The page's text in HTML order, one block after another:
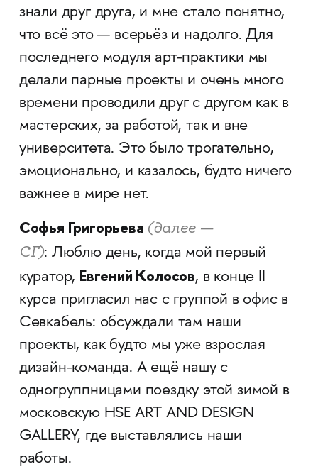
знали друг друга, и мне стало понятно,
что всё это — всерьёз и надолго. Для
последнего модуля арт-практики мы
делали парные проекты и очень много
времени проводили друг с другом как в
мастерских, за работой, так и вне
университета. Это было трогательно,
эмоционально, и казалось, будто ничего
важнее в мире нет.
Софья Григорьева (далее —
СГ): Люблю день, когда мой первый
куратор, Евгений Колосов, в конце II
курса пригласил нас с группой в офис в
Севкабель: обсуждали там наши
проекты, как будто мы уже взрослая
дизайн-команда. А ещё нашу с
одногруппницами поездку этой зимой в
московскую HSE ART AND DESIGN
GALLERY, где выставлялись наши
работы.